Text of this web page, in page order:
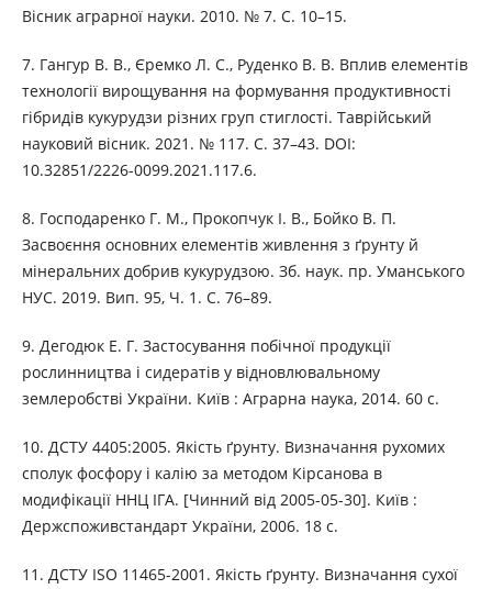
Вісник аграрної науки. 2010. № 7. С. 10–15.
7. Гангур В. В., Єремко Л. С., Руденко В. В. Вплив елементів
технології вирощування на формування продуктивності
гібридів кукурудзи різних груп стиглості. Таврійський
науковий вісник. 2021. № 117. С. 37–43. DOI:
10.32851/2226-0099.2021.117.6.
8. Господаренко Г. М., Прокопчук І. В., Бойко В. П.
Засвоєння основних елементів живлення з ґрунту й
мінеральних добрив кукурудзою. Зб. наук. пр. Уманського
НУС. 2019. Вип. 95, Ч. 1. С. 76–89.
9. Дегодюк Е. Г. Застосування побічної продукції
рослинництва і сидератів у відновлювальному
землеробстві України. Київ : Аграрна наука, 2014. 60 с.
10. ДСТУ 4405:2005. Якість ґрунту. Визначання рухомих
сполук фосфору і калію за методом Кірсанова в
модифікації ННЦ ІГА. [Чинний від 2005-05-30]. Київ :
Держспоживстандарт України, 2006. 18 с.
11. ДСТУ ISO 11465-2001. Якість ґрунту. Визначання сухої